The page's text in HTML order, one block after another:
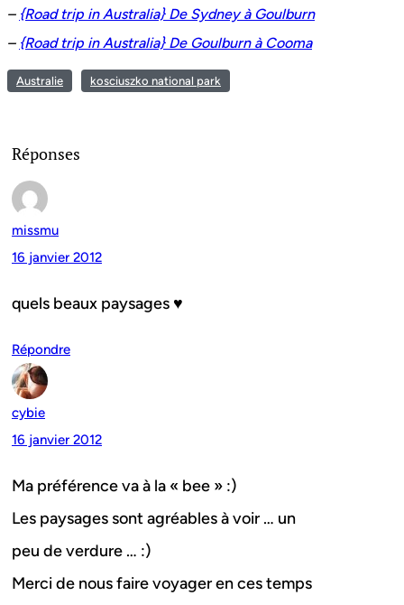
– {Road trip in Australia} De Sydney à Goulburn
– {Road trip in Australia} De Goulburn à Cooma
Australie kosciuszko national park
Réponses
missmu
16 janvier 2012
quels beaux paysages ♥
Répondre
cybie
16 janvier 2012
Ma préférence va à la « bee » :)
Les paysages sont agréables à voir … un
peu de verdure … :)
Merci de nous faire voyager en ces temps